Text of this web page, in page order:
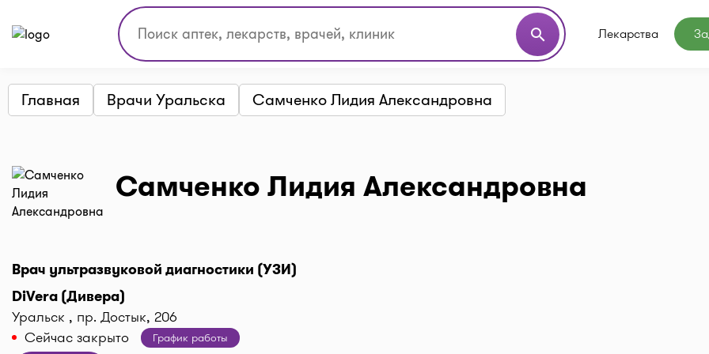
search Лекарства
Главная Врачи Уральска Самченко Лидия Александровна
Самченко Лидия Александровна
Врач ультразвуковой диагностики (УЗИ)
DiVera (Дивера)
Уральск , пр. Достык, 206
Сейчас закрыто
График работы